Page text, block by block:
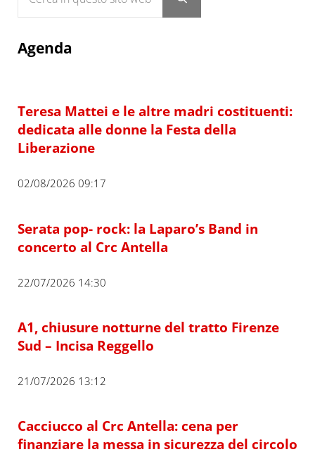
Agenda
Teresa Mattei e le altre madri costituenti:
dedicata alle donne la Festa della
Liberazione
02/08/2026 09:17
Serata pop- rock: la Laparo’s Band in
concerto al Crc Antella
22/07/2026 14:30
A1, chiusure notturne del tratto Firenze
Sud – Incisa Reggello
21/07/2026 13:12
Cacciucco al Crc Antella: cena per
finanziare la messa in sicurezza del circolo